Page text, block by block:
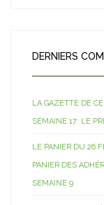
DERNIERS
LA GAZETTE DE
SEMAINE 17: LE
LE PANIER DU 26
PANIER DES
SEMAINE 9